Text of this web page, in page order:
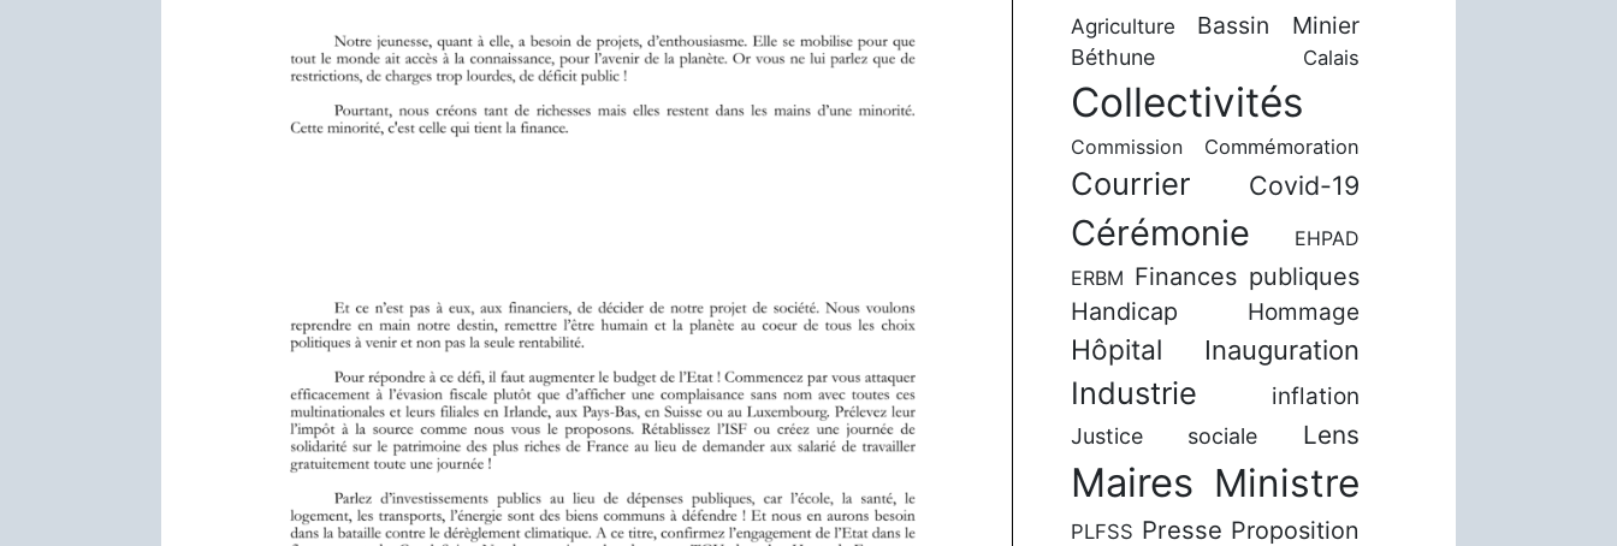
Agriculture Bassin Minier
Béthune Calais
Collectivités
Commission Commémoration
Courrier Covid-19
Cérémonie
EHPAD
ERBM Finances publiques
Handicap
Hommage
Hôpital Inauguration
Industrie inflation
Justice sociale Lens
Maires Ministre
PLFSS Presse Proposition